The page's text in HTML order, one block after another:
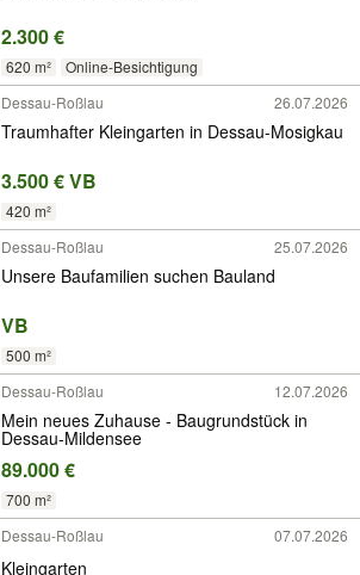
2.300 €
620 m²
Online-Besichtigung
Dessau-Roßlau
26.07.2026
Traumhafter Kleingarten in Dessau-Mosigkau
3.500 € VB
420 m²
Dessau-Roßlau
25.07.2026
Unsere Baufamilien suchen Bauland
VB
500 m²
Dessau-Roßlau
12.07.2026
Mein neues Zuhause - Baugrundstück in
Dessau-Mildensee
89.000 €
700 m²
Dessau-Roßlau
07.07.2026
Kleingarten